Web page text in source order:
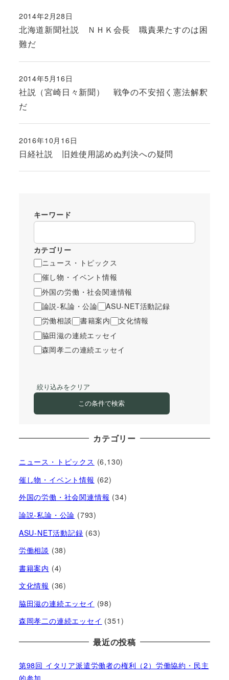
北海道新聞社説 ＮＨＫ会長 職責果たすのは困
難だ
投稿日
2014年2月28日
社説（宮崎日々新聞） 戦争の不安招く憲法解釈
だ
投稿日
2014年5月16日
日経社説 旧姓使用認めぬ判決への疑問
投稿日
2016年10月16日
キーワード
カテゴリー
ニュース・トピックス
催し物・イベント情報
外国の労働・社会関連情報
論説-私論・公論
ASU-NET活動記録
労働相談
書籍案内
文化情報
脇田滋の連続エッセイ
森岡孝二の連続エッセイ
絞り込みをクリア
この条件で検索
カテゴリー
ニュース・トピックス (6,130)
催し物・イベント情報 (62)
外国の労働・社会関連情報 (34)
論説-私論・公論 (793)
ASU-NET活動記録 (63)
労働相談 (38)
書籍案内 (4)
文化情報 (36)
脇田滋の連続エッセイ (98)
森岡孝二の連続エッセイ (351)
最近の投稿
第98回 イタリア派遣労働者の権利（2）労働協約・民主
的参加